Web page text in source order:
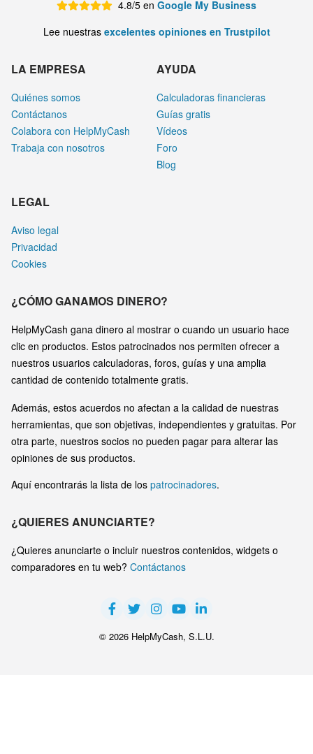
4.8/5 en Google My Business
Lee nuestras excelentes opiniones en Trustpilot
LA EMPRESA
Quiénes somos
Contáctanos
Colabora con HelpMyCash
Trabaja con nosotros
AYUDA
Calculadoras financieras
Guías gratis
Vídeos
Foro
Blog
LEGAL
Aviso legal
Privacidad
Cookies
¿CÓMO GANAMOS DINERO?
HelpMyCash gana dinero al mostrar o cuando un usuario hace
clic en productos. Estos patrocinados nos permiten ofrecer a
nuestros usuarios calculadoras, foros, guías y una amplia
cantidad de contenido totalmente gratis.
Además, estos acuerdos no afectan a la calidad de nuestras
herramientas, que son objetivas, independientes y gratuitas. Por
otra parte, nuestros socios no pueden pagar para alterar las
opiniones de sus productos.
Aquí encontrarás la lista de los patrocinadores.
¿QUIERES ANUNCIARTE?
¿Quieres anunciarte o incluir nuestros contenidos, widgets o
comparadores en tu web? Contáctanos
© 2026 HelpMyCash, S.L.U.